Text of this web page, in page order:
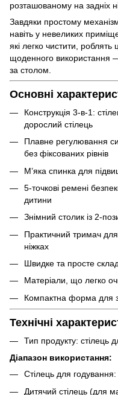
розташованому на задніх
Завдяки простому
навіть у невеликих
які легко чистити,
щоденного використання —
за столом.
Основні
Конструкція 3-в-1:
дорослий стілець
Плавне регулювання
без фіксованих рівнів
М’яка спинка для
5-точкові ремені
дитини
Знімний столик із 2-
Практичний тримач для
ніжках
Швидке та просте
Матеріали, що легко
Компактна форма для
Технічні
Тип продукту: стілець
Діапазон використання:
Стілець для
Дитячий стілець (для